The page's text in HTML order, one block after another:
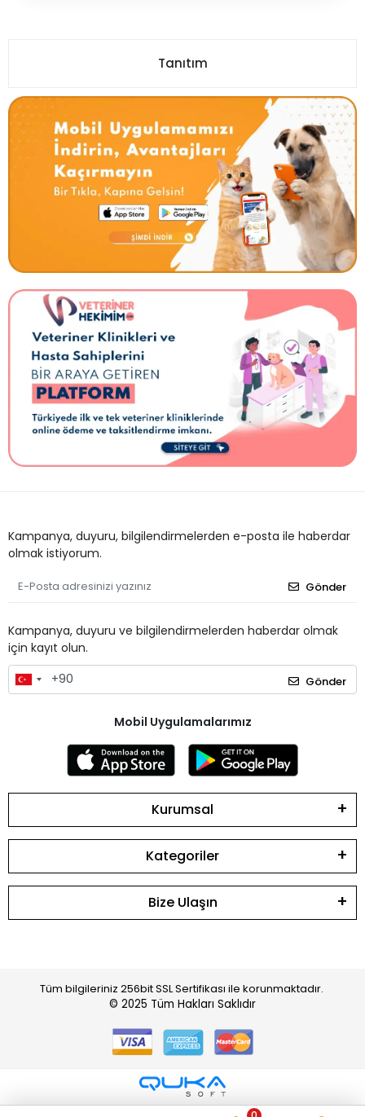
Tanıtım
Kampanya, duyuru, bilgilendirmelerden e-posta ile haberdar
olmak istiyorum.
Gönder
Kampanya, duyuru ve bilgilendirmelerden haberdar olmak
için kayıt olun.
Gönder
Mobil Uygulamalarımız
Kurumsal
Kategoriler
Bize Ulaşın
Tüm bilgileriniz 256bit SSL Sertifikası ile korunmaktadır.
© 2025 Tüm Hakları Saklıdır